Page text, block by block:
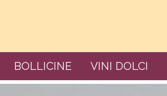
BOLLICINE VINI DOLCI